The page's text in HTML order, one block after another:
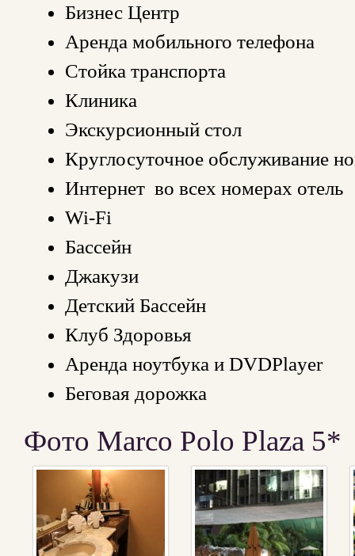
Бизнес Центр
Аренда мобильного телефона
Стойка транспорта
Клиника
Экскурсионный стол
Круглосуточное обслуживание
Интернет во всех номерах отель
Wi-Fi
Бассейн
Джакузи
Детский Бассейн
Клуб Здоровья
Аренда ноутбука и DVDPlayer
Беговая дорожка
Фото Marco Polo Plaza 5*